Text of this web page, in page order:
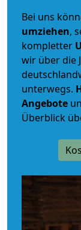
Bei uns
umziehen,
kompletter
wir über die
unterwegs.
Angebote
Überblick